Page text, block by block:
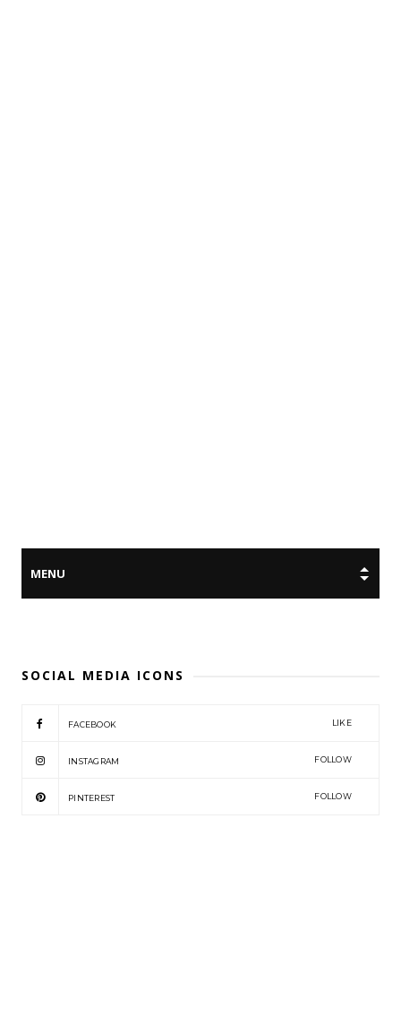
SOCIAL MEDIA ICONS
FACEBOOK LIKE
INSTAGRAM FOLLOW
PINTEREST FOLLOW